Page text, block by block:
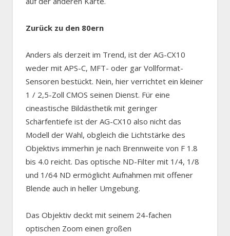
Zurück zu den 80ern
Anders als derzeit im Trend, ist der AG-CX10
weder mit APS-C, MFT- oder gar Vollformat-
Sensoren bestückt. Nein, hier verrichtet ein kleiner
1 / 2,5-Zoll CMOS seinen Dienst. Für eine
cineastische Bildästhetik mit geringer
Schärfentiefe ist der AG-CX10 also nicht das
Modell der Wahl, obgleich die Lichtstärke des
Objektivs immerhin je nach Brennweite von F 1.8
bis 4.0 reicht. Das optische ND-Filter mit 1/4, 1/8
und 1/64 ND ermöglicht Aufnahmen mit offener
Blende auch in heller Umgebung.
Das Objektiv deckt mit seinem 24-fachen
optischen Zoom einen großen